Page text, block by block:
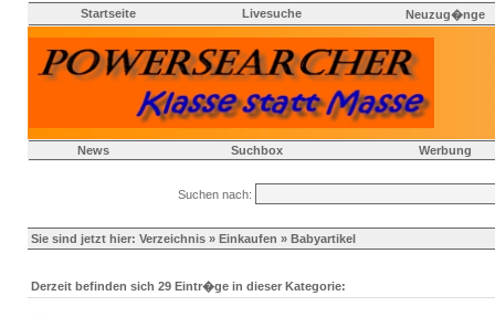
Startseite Livesuche Neuzug�nge
News Suchbox Werbung
Suchen nach:
Sie sind jetzt hier: Verzeichnis » Einkaufen » Babyartikel
Derzeit befinden sich 29 Eintr�ge in dieser Kategorie: